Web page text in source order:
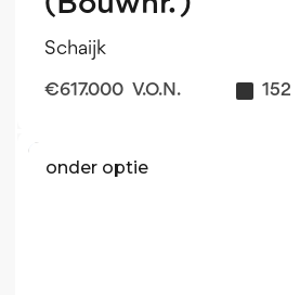
Schaijk
€617.000 V.O.N. 152
onder optie